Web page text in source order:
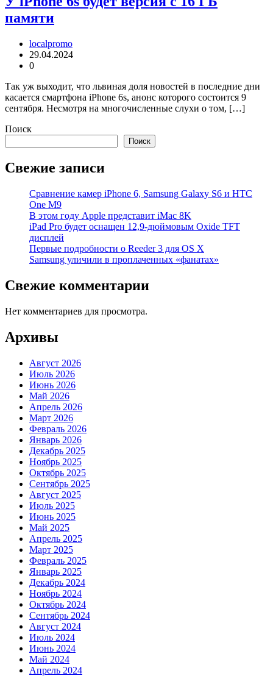
памяти
localpromo
29.04.2024
0
Так уж выходит, что львиная доля новостей в последние дни
касается смартфона iPhone 6s, анонс которого состоится 9
сентября. Несмотря на многочисленные слухи о том, […]
Поиск
Поиск
Свежие записи
Cравнение камер iPhone 6, Samsung Galaxy S6 и HTC
One M9
В этом году Apple представит iMac 8K
iPad Pro будет оснащен 12,9-дюймовым Oxide TFT
дисплей
Первые подробности о Reeder 3 для OS X
Samsung уличили в проплаченных «фанатах»
Свежие комментарии
Нет комментариев для просмотра.
Архивы
Август 2026
Июль 2026
Июнь 2026
Май 2026
Апрель 2026
Март 2026
Февраль 2026
Январь 2026
Декабрь 2025
Ноябрь 2025
Октябрь 2025
Сентябрь 2025
Август 2025
Июль 2025
Июнь 2025
Май 2025
Апрель 2025
Март 2025
Февраль 2025
Январь 2025
Декабрь 2024
Ноябрь 2024
Октябрь 2024
Сентябрь 2024
Август 2024
Июль 2024
Июнь 2024
Май 2024
Апрель 2024